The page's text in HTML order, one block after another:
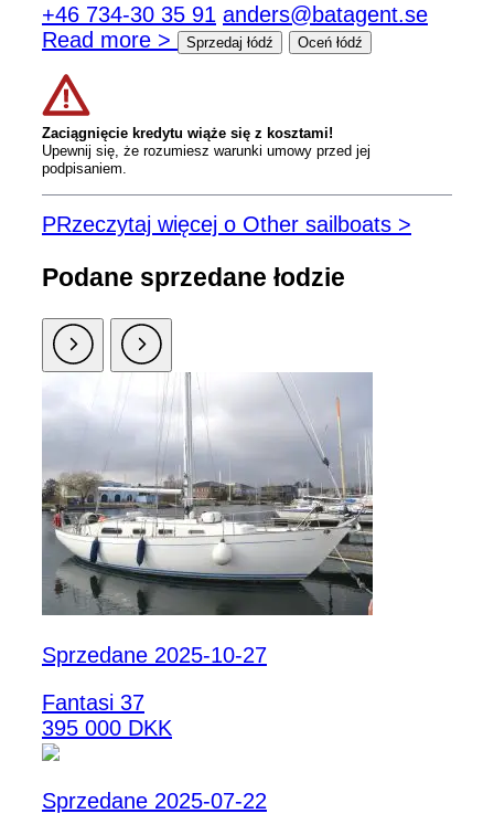
+46 734-30 35 91 anders@batagent.se
Read more >
Sprzedaj łódź Oceń łódź
Zaciągnięcie kredytu wiąże się z kosztami!
Upewnij się, że rozumiesz warunki umowy przed jej
podpisaniem.
PRzeczytaj więcej o Other sailboats >
Podane sprzedane łodzie
Sprzedane 2025-10-27
Fantasi 37
395 000 DKK
Sprzedane 2025-07-22